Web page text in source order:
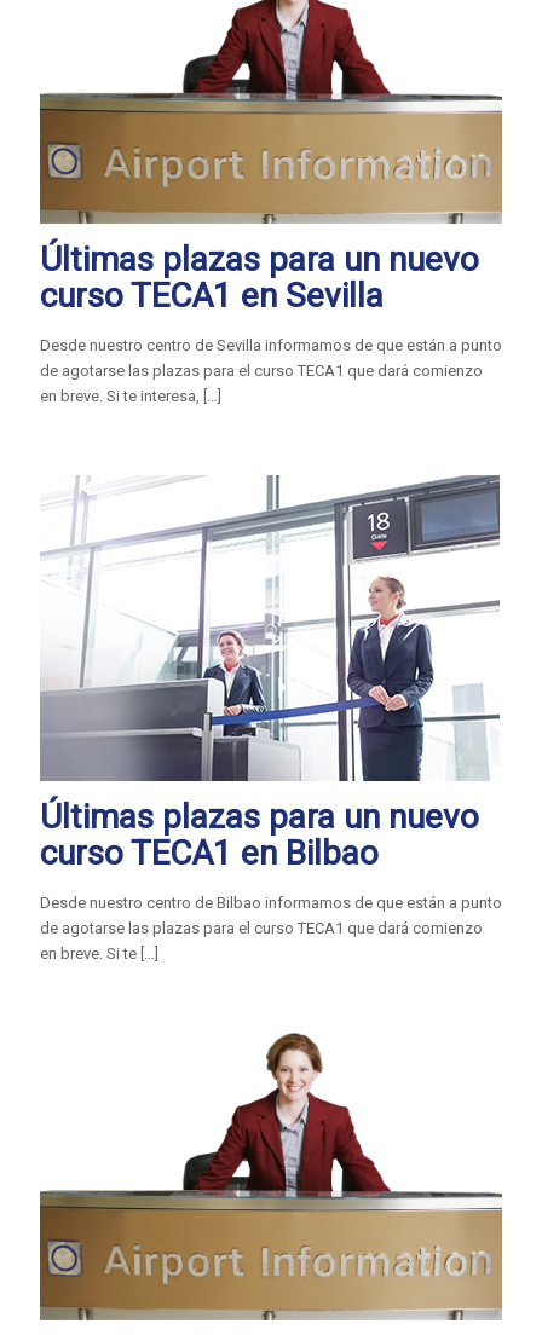
Últimas plazas para un nuevo
curso TECA1 en Sevilla
Desde nuestro centro de Sevilla informamos de que están a punto
de agotarse las plazas para el curso TECA1 que dará comienzo
en breve. Si te interesa, […]
Últimas plazas para un nuevo
curso TECA1 en Bilbao
Desde nuestro centro de Bilbao informamos de que están a punto
de agotarse las plazas para el curso TECA1 que dará comienzo
en breve. Si te […]